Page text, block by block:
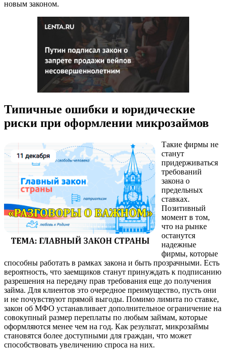
новым законом.
Типичные ошибки и юридические
риски при оформлении микрозаймов
Такие фирмы не
станут
придерживаться
требований
закона о
предельных
ставках.
Позитивный
момент в том,
что на рынке
останутся
надежные
фирмы, которые
способны работать в рамках закона и быть прозрачными. Есть
вероятность, что заемщиков станут принуждать к подписанию
разрешения на передачу прав требования еще до получения
займа. Для клиентов это очередное преимущество, пусть они
и не почувствуют прямой выгоды. Помимо лимита по ставке,
закон об МФО устанавливает дополнительное ограничение на
совокупный размер переплаты по любым займам, которые
оформляются менее чем на год. Как результат, микрозаймы
становятся более доступными для граждан, что может
способствовать увеличению спроса на них.